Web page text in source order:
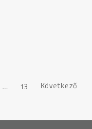
… 13 Következő